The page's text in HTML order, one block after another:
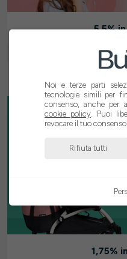
5,5%
1,75%
Noi e terze parti
tecnologie simili per
consenso, anche per
cookie policy . Puoi
revocare il tuo
Rifiuta tutti